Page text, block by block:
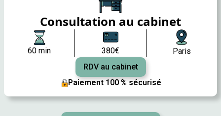
Consultation au cabinet
60 min 380€
Paris
RDV au cabinet
Paiement 100 % sécurisé